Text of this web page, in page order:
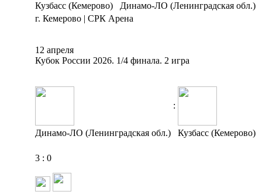
Кузбасс (Кемерово)
Динамо-ЛО (Ленинградская обл.)
г. Кемерово | СРК Арена
12 апреля
Кубок России 2026. 1/4 финала. 2 игра
:
Динамо-ЛО (Ленинградская обл.) Кузбасс (Кемерово)
3 : 0